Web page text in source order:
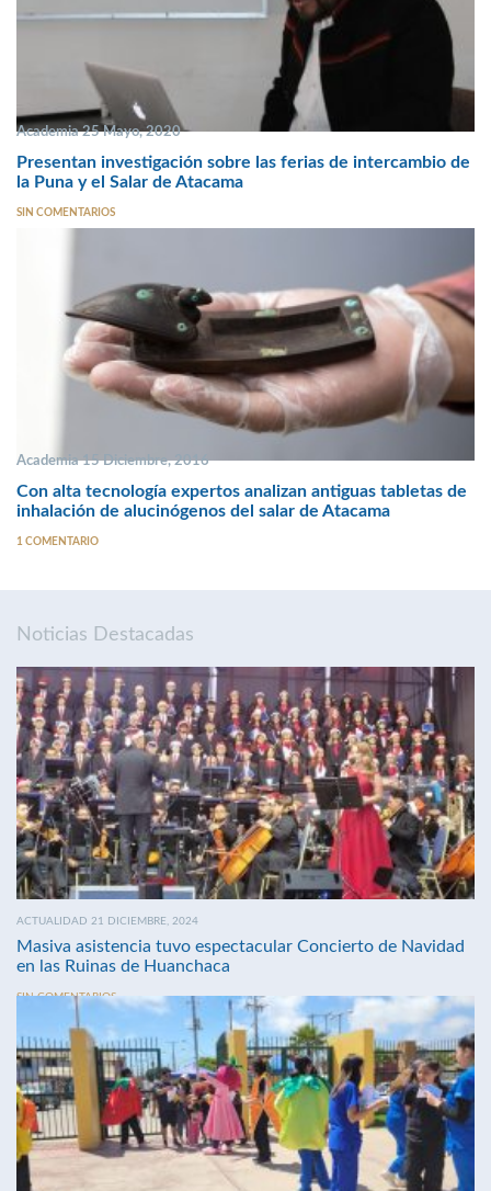
Academia 25 Mayo, 2020
Presentan investigación sobre las ferias de intercambio de
la Puna y el Salar de Atacama
SIN COMENTARIOS
Academia 15 Diciembre, 2016
Con alta tecnología expertos analizan antiguas tabletas de
inhalación de alucinógenos del salar de Atacama
1 COMENTARIO
Noticias Destacadas
ACTUALIDAD 21 DICIEMBRE, 2024
Masiva asistencia tuvo espectacular Concierto de Navidad
en las Ruinas de Huanchaca
SIN COMENTARIOS